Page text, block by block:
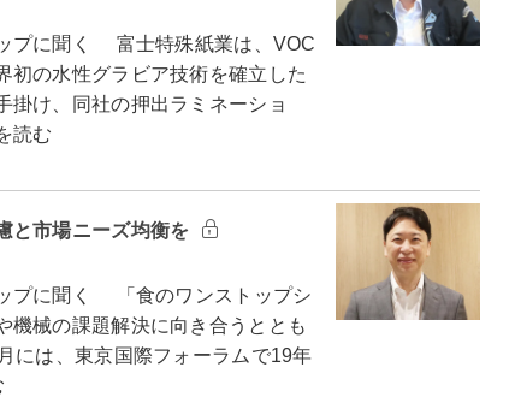
プに聞く 富士特殊紙業は、VOC
初の水性グラビア技術を確立した
掛け、同社の押出ラミネーショ
読む
と市場ニーズ均衡を
プに聞く 「食のワンストップシ
機械の課題解決に向き合うととも
には、東京国際フォーラムで19年